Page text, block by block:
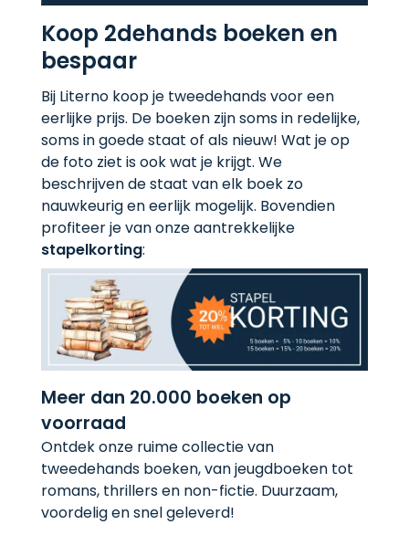
Koop 2dehands boeken en
bespaar
Bij Literno koop je tweedehands voor een
eerlijke prijs. De boeken zijn soms in redelijke,
soms in goede staat of als nieuw! Wat je op
de foto ziet is ook wat je krijgt. We
beschrijven de staat van elk boek zo
nauwkeurig en eerlijk mogelijk. Bovendien
profiteer je van onze aantrekkelijke
stapelkorting:
Meer dan 20.000 boeken op
voorraad
Ontdek onze ruime collectie van
tweedehands boeken, van jeugdboeken tot
romans, thrillers en non-fictie. Duurzaam,
voordelig en snel geleverd!